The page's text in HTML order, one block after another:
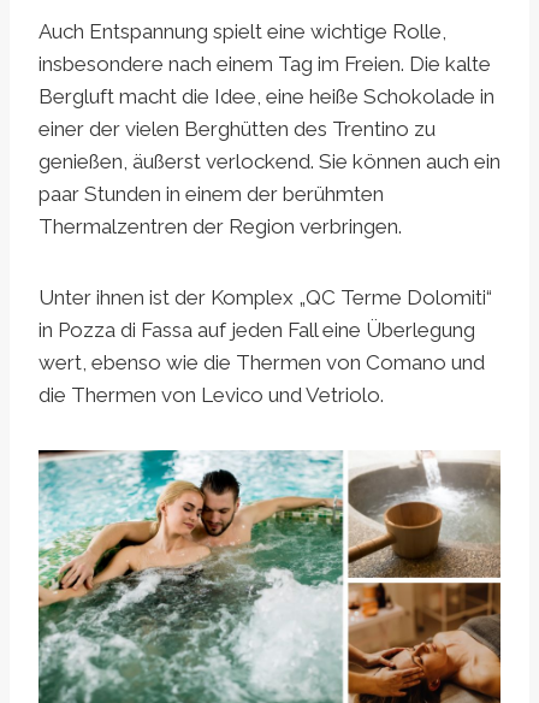
Auch Entspannung spielt eine wichtige Rolle,
insbesondere nach einem Tag im Freien. Die kalte
Bergluft macht die Idee, eine heiße Schokolade in
einer der vielen Berghütten des Trentino zu
genießen, äußerst verlockend. Sie können auch ein
paar Stunden in einem der berühmten
Thermalzentren der Region verbringen.
Unter ihnen ist der Komplex „QC Terme Dolomiti“
in Pozza di Fassa auf jeden Fall eine Überlegung
wert, ebenso wie die Thermen von Comano und
die Thermen von Levico und Vetriolo.